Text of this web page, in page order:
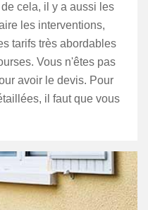
cela, il y a aussi les
les interventions,
tarifs très abordables
Vous n'êtes pas
avoir le devis. Pour
il faut que vous